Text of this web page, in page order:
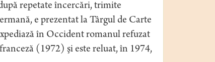
repetate încercări, trimite
e prezentat la Târgul de Carte
în Occident romanul refuzat
(1972) şi este reluat, în 1974,